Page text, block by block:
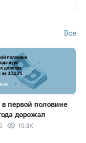
Все
в первой половине
дорожал
10.3K